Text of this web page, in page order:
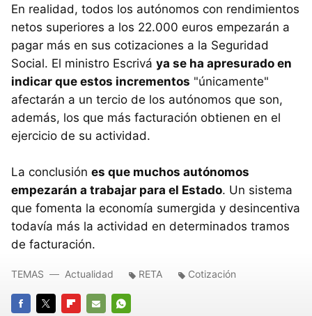
En realidad, todos los autónomos con rendimientos
netos superiores a los 22.000 euros empezarán a
pagar más en sus cotizaciones a la Seguridad
Social. El ministro Escrivá ya se ha apresurado en
indicar que estos incrementos "únicamente"
afectarán a un tercio de los autónomos que son,
además, los que más facturación obtienen en el
ejercicio de su actividad.
La conclusión es que muchos autónomos
empezarán a trabajar para el Estado. Un sistema
que fomenta la economía sumergida y desincentiva
todavía más la actividad en determinados tramos
de facturación.
TEMAS Actualidad RETA Cotización